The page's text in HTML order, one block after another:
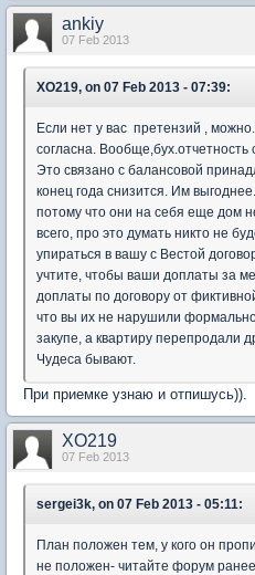
ankiy
07 Feb 2013
XO219, on 07 Feb 2013 - 07:39:
Если нет у вас претензий ,
согласна. Вообще,бух.отчетность
Это связано с балансовой
конец года снизится. Им
потому что они на себя еще дом
всего, про это думать никто не
упираться в вашу с Вестой
учтите, чтобы ваши доплаты за
доплаты по договору от
что вы их не нарушили
закупе, а квартиру перепродали
Чудеса бывают.
При приемке узнаю и отпишусь)).
XO219
07 Feb 2013
sergei3k, on 07 Feb 2013 - 05:11:
План положен тем, у кого он
не положен- читайте форум